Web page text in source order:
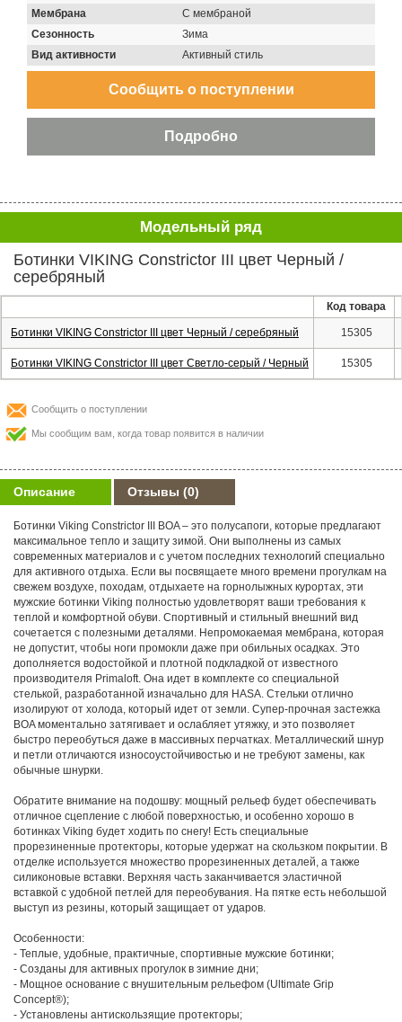
Мембрана
С мембраной
Сезонность
Зима
Вид активности
Активный стиль
Модельный ряд
Ботинки VIKING Constrictor III цвет Черный /
серебряный
Код товара
Ботинки VIKING Constrictor III цвет Черный / серебряный 15305
Ботинки VIKING Constrictor III цвет Светло-серый / Черный 15305
Сообщить о поступлении
Мы сообщим вам, когда товар появится в наличии
Описание Отзывы (0)
Ботинки Viking Constrictor III BOA – это полусапоги, которые предлагают
максимальное тепло и защиту зимой. Они выполнены из самых
современных материалов и с учетом последних технологий специально
для активного отдыха. Если вы посвящаете много времени прогулкам на
свежем воздухе, походам, отдыхаете на горнолыжных курортах, эти
мужские ботинки Viking полностью удовлетворят ваши требования к
теплой и комфортной обуви. Спортивный и стильный внешний вид
сочетается с полезными деталями. Непромокаемая мембрана, которая
не допустит, чтобы ноги промокли даже при обильных осадках. Это
дополняется водостойкой и плотной подкладкой от известного
производителя Primaloft. Она идет в комплекте со специальной
стелькой, разработанной изначально для НАSА. Стельки отлично
изолируют от холода, который идет от земли. Супер-прочная застежка
BOA моментально затягивает и ослабляет утяжку, и это позволяет
быстро переобуться даже в массивных перчатках. Металлический шнур
и петли отличаются износоустойчивостью и не требуют замены, как
обычные шнурки.
Обратите внимание на подошву: мощный рельеф будет обеспечивать
отличное сцепление с любой поверхностью, и особенно хорошо в
ботинках Viking будет ходить по снегу! Есть специальные
прорезиненные протекторы, которые удержат на скользком покрытии. В
отделке используется множество прорезиненных деталей, а также
силиконовые вставки. Верхняя часть заканчивается эластичной
вставкой с удобной петлей для переобувания. На пятке есть небольшой
выступ из резины, который защищает от ударов.
Особенности:
- Теплые, удобные, практичные, спортивные мужские ботинки;
- Созданы для активных прогулок в зимние дни;
- Мощное основание с внушительным рельефом (Ultimate Grip
Concept®);
- Установлены антискользящие протекторы;